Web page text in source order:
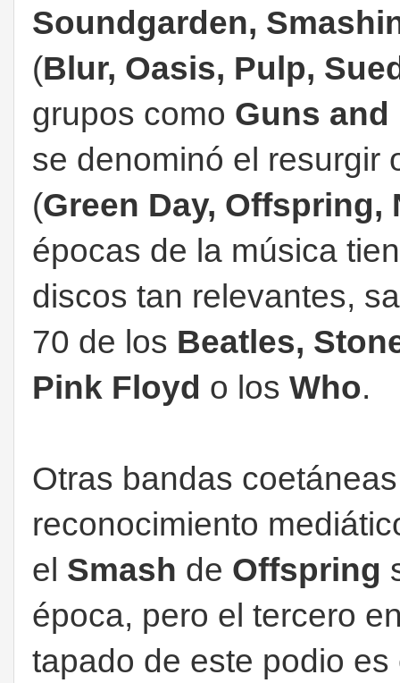
Soundgarden,
(Blur, Oasis, Pulp,
grupos como Guns and
se denominó el resurgir
(Green Day, Offspring,
épocas de la música
discos tan relevantes,
70 de los Beatles,
Pink Floyd o los Who.
Otras bandas
reconocimiento
el Smash de Offspring
época, pero el tercero
tapado de este podio es